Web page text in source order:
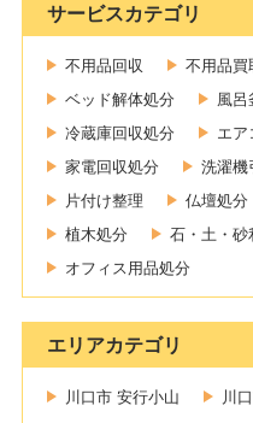
サービスカテゴリ
不用品回収 不用品買
ベッド解体処分
風呂
冷蔵庫回収処分
エア
家電回収処分
洗濯機
片付け整理
仏壇処分
植木処分
石・土・砂
オフィス用品処分
エリアカテゴリ
川口市 安行小山 川